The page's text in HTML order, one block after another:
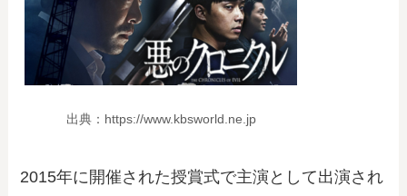
出典：https://www.kbsworld.ne.jp
2015年に開催された授賞式で主演として出演され